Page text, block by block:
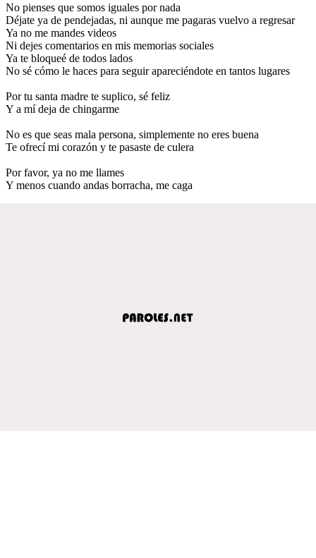
No pienses que somos iguales por nada
Déjate ya de pendejadas, ni aunque me pagaras vuelvo a regresar
Ya no me mandes videos
Ni dejes comentarios en mis memorias sociales
Ya te bloqueé de todos lados
No sé cómo le haces para seguir apareciéndote en tantos lugares
Por tu santa madre te suplico, sé feliz
Y a mí deja de chingarme
No es que seas mala persona, simplemente no eres buena
Te ofrecí mi corazón y te pasaste de culera
Por favor, ya no me llames
Y menos cuando andas borracha, me caga